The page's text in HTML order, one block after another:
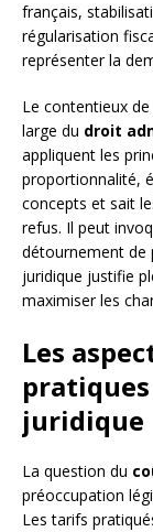
français,
régularisation
représenter la
Le contentieux
large du droit
appliquent les
proportionnalité,
concepts et sait
refus. Il peut
détournement de
juridique justifie
maximiser les
Les
pratiques
juridique
La question du
préoccupation
Les tarifs